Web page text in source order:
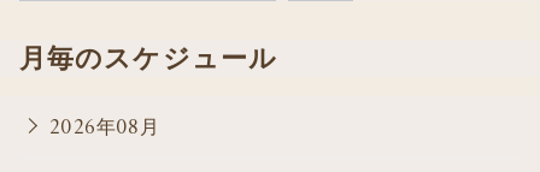
月毎のスケジュール
2026年08月